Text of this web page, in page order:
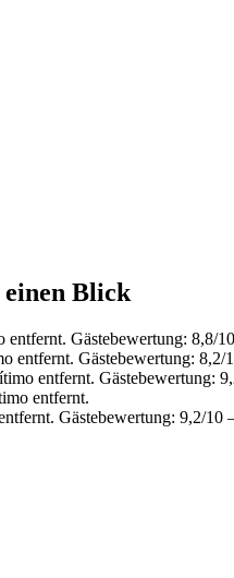
einen Blick
Gästebewertung: 8,8/
entfernt. Gästebewertung:
entfernt. Gästebewertung:
entfernt.
Gästebewertung: 9,2/10